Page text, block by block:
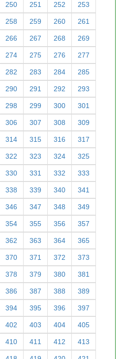
250 251 252 253
258 259 260 261
266 267 268 269
274 275 276 277
282 283 284 285
290 291 292 293
298 299 300 301
306 307 308 309
314 315 316 317
322 323 324 325
330 331 332 333
338 339 340 341
346 347 348 349
354 355 356 357
362 363 364 365
370 371 372 373
378 379 380 381
386 387 388 389
394 395 396 397
402 403 404 405
410 411 412 413